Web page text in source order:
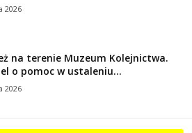
2026
na terenie Muzeum Kolejnictwa.
o pomoc w ustaleniu...
2026